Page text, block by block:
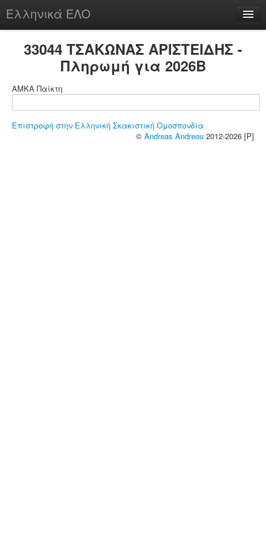
Ελληνικά ΕΛΟ
chesstu.be @ discord
33044 ΤΣΑΚΩΝΑΣ ΑΡΙΣΤΕΙΔΗΣ -
Πληρωμή για 2026B
ΑΜΚΑ Παίκτη
Επιστροφή στην Ελληνική Σκακιστική Ομοσπονδία
© Andreas Andreou 2012-2026 [P]